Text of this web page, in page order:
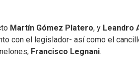
Martín Gómez Platero, y Leandro
con el legislador- así como el
Francisco Legnani.